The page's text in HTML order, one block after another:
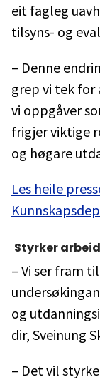
eit fagleg
tilsyns- og
– Denne
grep vi tek for
vi oppgåver
frigjer viktige
og høgare
Les heile
Styrker
– Vi ser fram
og
dir, Sveinung
– Det vil